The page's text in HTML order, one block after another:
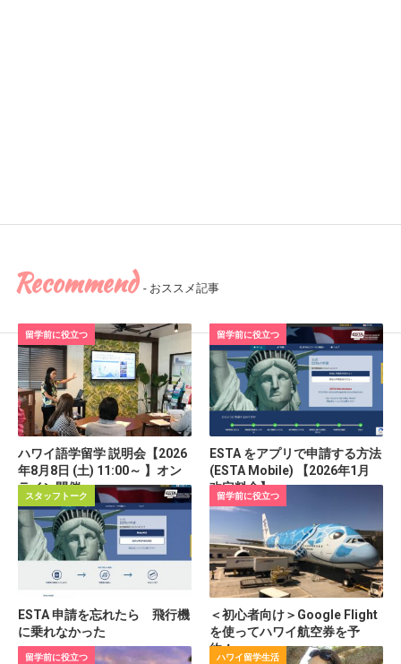
Recommend - おススメ記事
留学前に役立つ
ハワイ語学留学 説明会【2026
年8月8日 (土) 11:00～ 】オン
ライン開催
留学前に役立つ
ESTA をアプリで申請する方法
(ESTA Mobile) 【2026年1月
改定料金】
スタッフトーク
ESTA 申請を忘れたら 飛行機
に乗れなかった
留学前に役立つ
＜初心者向け＞Google Flight
を使ってハワイ航空券を予
約！
留学前に役立つ ハワイ留学生活